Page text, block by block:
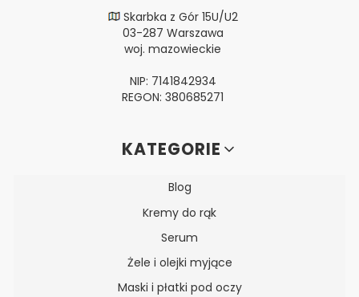
Skarbka z Gór 15U/U2
03-287 Warszawa
woj. mazowieckie
NIP: 7141842934
REGON: 380685271
Linki w stopceKATEGORIE
Blog
Kremy do rąk
Serum
Żele i olejki myjące
Maski i płatki pod oczy